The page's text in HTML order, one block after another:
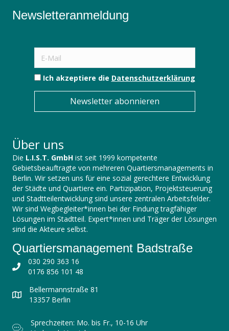
Newsletteranmeldung
Ich akzeptiere die Datenschutzerklärung
Newsletter abonnieren
Über uns
Die L.I.S.T. GmbH ist seit 1999 kompetente
Gebietsbeauftragte von mehreren Quartiersmanagements in
Berlin. Wir setzen uns für eine sozial gerechtere Entwicklung
der Städte und Quartiere ein. Partizipation, Projektsteuerung
und Stadtteilentwicklung sind unsere zentralen Arbeitsfelder.
Wir sind Wegbegleiter*innen bei der Findung tragfähiger
Lösungen im Stadtteil. Expert*innen und Träger der Lösungen
sind die Akteure selbst.
Quartiersmanagement Badstraße
030 290 363 16
0176 856 101 48
Bellermannstraße 81
13357 Berlin
Sprechzeiten: Mo. bis Fr., 10-16 Uhr